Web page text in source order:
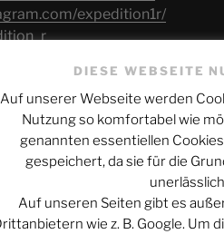
expedition1r/
Quadrivium-Clubs und des
https://t.me/quadriviumclub
https://phan.pro
Telegram:
DIESE WEBSEITE
Auf unserer Webseite werden
Nutzung so komfortabel wie
genannten essentiellen
gespeichert, da sie für die
Auf unseren Seiten gibt es
wie z. B. Google. Um